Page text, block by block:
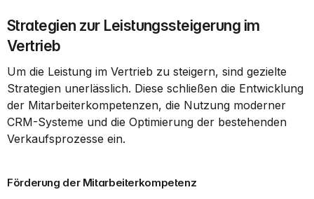
Strategien zur Leistungssteigerung im
Vertrieb
Um die Leistung im Vertrieb zu steigern, sind gezielte
Strategien unerlässlich. Diese schließen die Entwicklung
der Mitarbeiterkompetenzen, die Nutzung moderner
CRM-Systeme und die Optimierung der bestehenden
Verkaufsprozesse ein.
Förderung der Mitarbeiterkompetenz